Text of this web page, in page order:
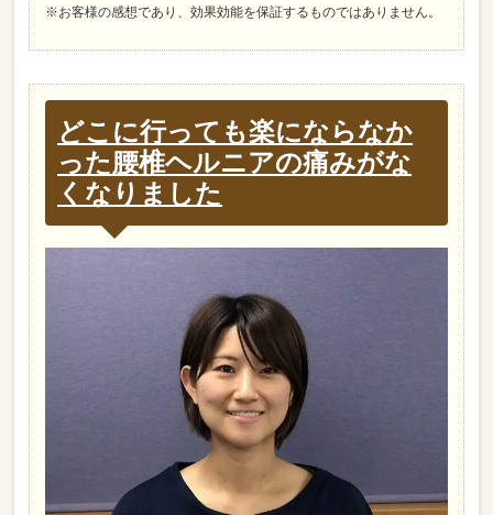
※お客様の感想であり、効果効能を保証するものではありません。
どこに行っても楽にならなか
った腰椎ヘルニアの痛みがな
くなりました